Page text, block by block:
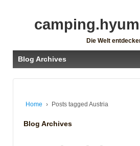
Die Welt
Blog Archives
Home › Posts tagged Austria
Blog Archives